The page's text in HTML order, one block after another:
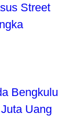
Street
Bengkulu
Uang